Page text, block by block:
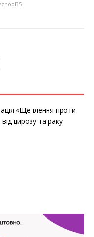
«Щеплення проти
цирозу та раку